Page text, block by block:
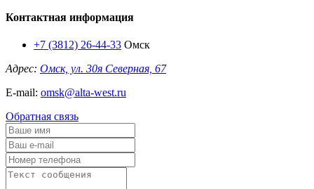
Контактная информация
+7 (3812) 26-44-33 Омск
Адрес: Омск, ул. 30я Северная, 67
E-mail: omsk@alta-west.ru
Обратная связь